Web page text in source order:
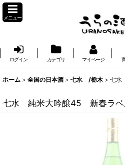
メニュー
ログイン カテゴリ マイページ
ホーム > 全国の日本酒 > 七水 /栃木 > 七水
七水 純米大吟醸45 新春ラ